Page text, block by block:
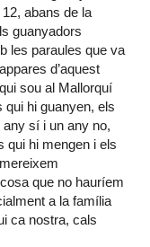
abans de la
guanyadors
les paraules que va
d’aquest
sou al Mallorquí
qui hi guanyen, els
sí i un any no,
qui hi mengen i els
que no hauríem
a la família
ca nostra, cals